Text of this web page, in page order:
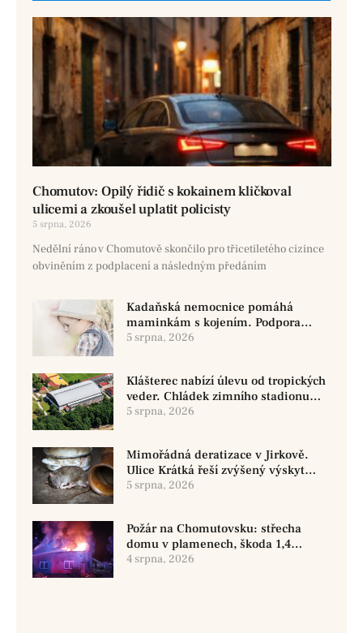
Chomutov: Opilý řidič s kokainem kličkoval
ulicemi a zkoušel uplatit policisty
5 srpna, 2026
Nedělní ráno v Chomutově skončilo pro třicetiletého cizince
obviněním z podplacení a následným předáním
Kadaňská nemocnice pomáhá
maminkám s kojením. Podpora
začíná už před porodem
5 srpna, 2026
Klášterec nabízí úlevu od tropických
veder. Chládek zimního stadionu
pomůže seniorům i nemocným
5 srpna, 2026
Mimořádná deratizace v Jirkově.
Ulice Krátká řeší zvýšený výskyt
hlodavců
5 srpna, 2026
Požár na Chomutovsku: střecha
domu v plamenech, škoda 1,4
milionu
4 srpna, 2026